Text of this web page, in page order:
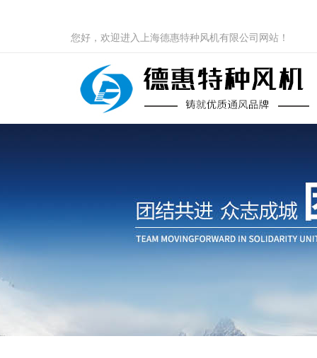
您好，欢迎进入上海德惠特种风机有限公司网站！